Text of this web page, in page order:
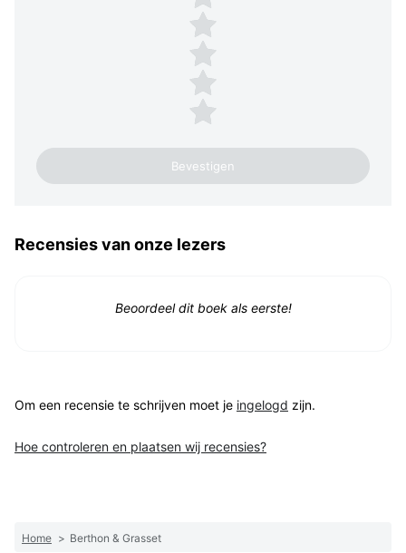
4 sterren
3 sterren
2 sterren
1 ster
Recensies van onze lezers
Beoordeel dit boek als eerste!
Om een recensie te schrijven moet je ingelogd zijn.
Hoe controleren en plaatsen wij recensies?
Home > Berthon & Grasset